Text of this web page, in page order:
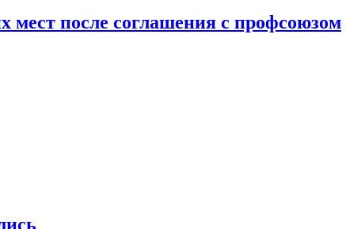
мест после соглашения с профсоюзом